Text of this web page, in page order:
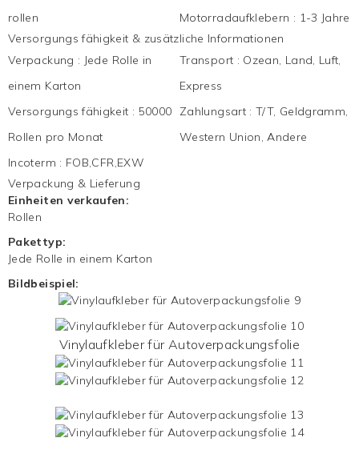
rollen
Motorradaufklebern : 1-3 Jahre
Versorgungs fähigkeit & zusätzliche Informationen
Verpackung : Jede Rolle in
einem Karton
Transport : Ozean, Land, Luft,
Express
Versorgungs fähigkeit : 50000
Rollen pro Monat
Zahlungsart :T/T, Geldgramm,
Western Union, Andere
Incoterm : FOB,CFR,EXW
Verpackung & Lieferung
Einheiten verkaufen:
Rollen
Pakettyp:
Jede Rolle in einem Karton
Bildbeispiel:
Vinylaufkleber für Autoverpackungsfolie